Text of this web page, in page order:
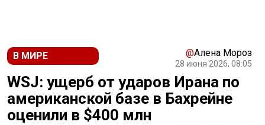
В МИРЕ @Алена Мороз
28 июня 2026, 08:05
WSJ: ущерб от ударов Ирана по
американской базе в Бахрейне
оценили в $400 млн